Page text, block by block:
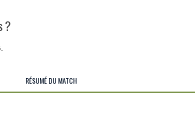
?
RÉSUMÉ DU MATCH